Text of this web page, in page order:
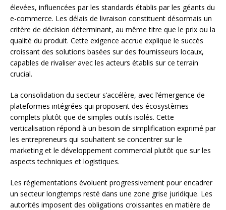
élevées, influencées par les standards établis par les géants du
e-commerce. Les délais de livraison constituent désormais un
critère de décision déterminant, au même titre que le prix ou la
qualité du produit. Cette exigence accrue explique le succès
croissant des solutions basées sur des fournisseurs locaux,
capables de rivaliser avec les acteurs établis sur ce terrain
crucial.
La consolidation du secteur s’accélère, avec l’émergence de
plateformes intégrées qui proposent des écosystèmes
complets plutôt que de simples outils isolés. Cette
verticalisation répond à un besoin de simplification exprimé par
les entrepreneurs qui souhaitent se concentrer sur le
marketing et le développement commercial plutôt que sur les
aspects techniques et logistiques.
Les réglementations évoluent progressivement pour encadrer
un secteur longtemps resté dans une zone grise juridique. Les
autorités imposent des obligations croissantes en matière de